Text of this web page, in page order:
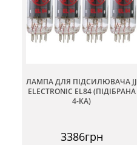
ЛАМПА ДЛЯ ПІДСИЛЮВАЧА JJ
ELECTRONIC EL84 (ПІДІБРАНА
4-КА)
3386грн